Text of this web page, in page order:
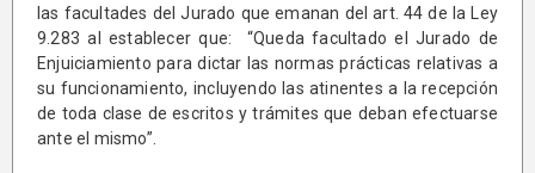
las facultades del Jurado que emanan del art. 44 de la Ley
9.283 al establecer que: “Queda facultado el Jurado de
Enjuiciamiento para dictar las normas prácticas relativas a
su funcionamiento, incluyendo las atinentes a la recepción
de toda clase de escritos y trámites que deban efectuarse
ante el mismo”.